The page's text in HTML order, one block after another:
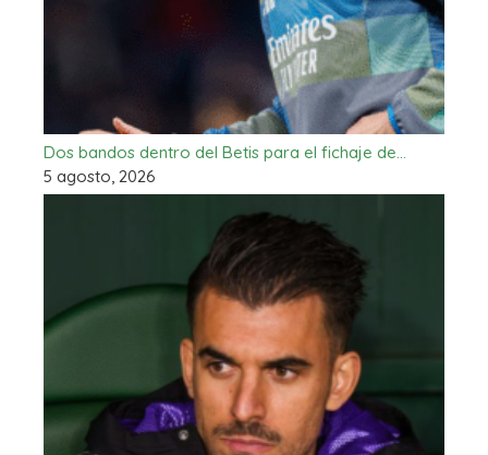
Dos bandos dentro del Betis para el fichaje de…
5 agosto, 2026